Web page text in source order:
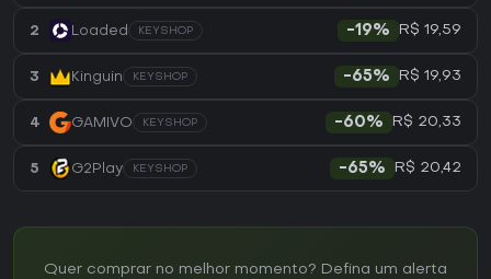
2 Loaded KEYSHOP -19% R$ 19,59
3 Kinguin KEYSHOP -65% R$ 19,93
4 GAMIVO KEYSHOP -60% R$ 20,33
5 G2Play KEYSHOP -65% R$ 20,42
Quer comprar no melhor momento? Defina um alerta